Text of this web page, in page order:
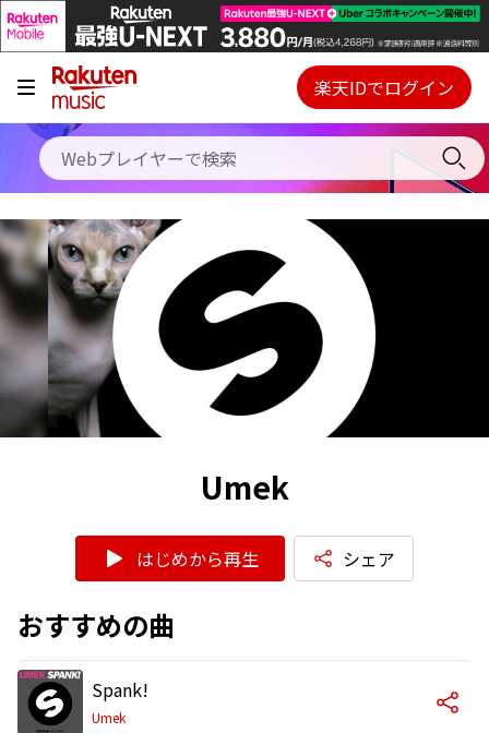
キャンペーン
料金プラン
使い方
初回30日間無料お試し
Webプレイヤー
ご契約内容の確認・変更
楽天IDでログイン
Umek
はじめから再生 シェア
おすすめの曲
Spank!
Umek